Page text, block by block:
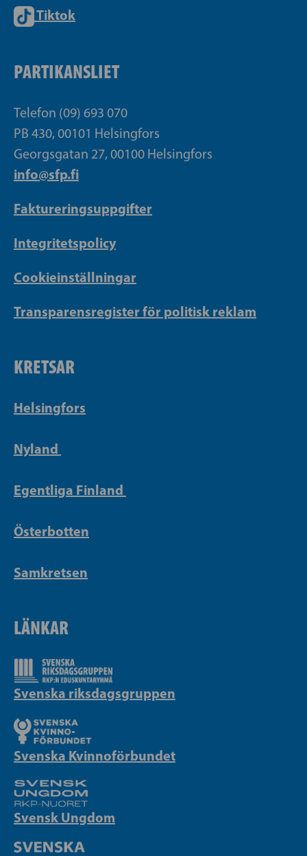
Tiktok
PARTIKANSLIET
Telefon (09) 693 070
PB 430, 00101 Helsingfors
Georgsgatan 27, 00100 Helsingfors
info@sfp.fi
Faktureringsuppgifter
Integritetspolicy
Cookieinställningar
Transparensregister för politisk reklam
KRETSAR
Helsingfors
Nyland
Egentliga Finland
Österbotten
Samkretsen
LÄNKAR
Svenska riksdagsgruppen
Svenska Kvinnoförbundet
Svensk Ungdom